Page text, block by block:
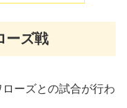
ーズ戦
ーズとの試合が行わ